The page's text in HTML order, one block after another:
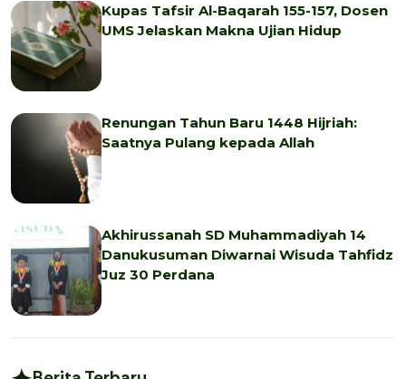
Kupas Tafsir Al-Baqarah 155-157, Dosen
UMS Jelaskan Makna Ujian Hidup
Renungan Tahun Baru 1448 Hijriah:
Saatnya Pulang kepada Allah
Akhirussanah SD Muhammadiyah 14
Danukusuman Diwarnai Wisuda Tahfidz
Juz 30 Perdana